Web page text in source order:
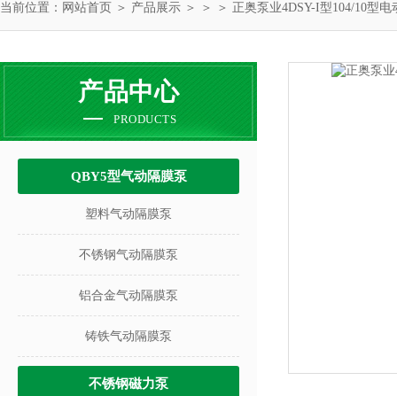
当前位置： 网站首页 ＞ 产品展示 ＞ ＞ ＞ 正奥泵业4DSY-I型104/10型
产品中心
PRODUCTS
QBY5型气动隔膜泵
塑料气动隔膜泵
不锈钢气动隔膜泵
铝合金气动隔膜泵
铸铁气动隔膜泵
不锈钢磁力泵